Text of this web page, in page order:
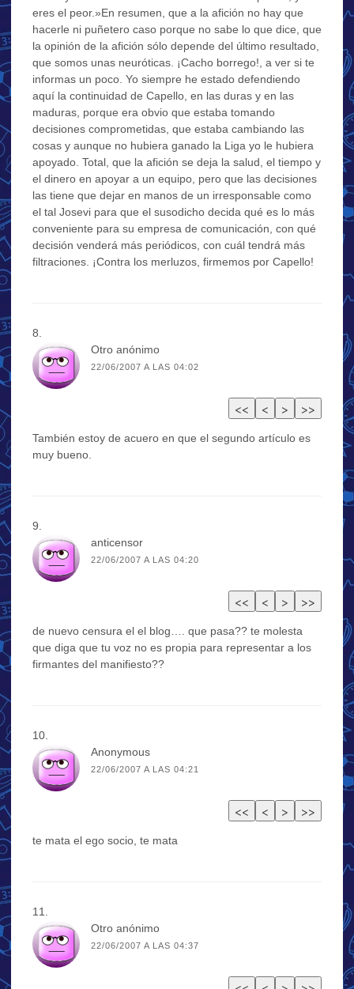
eres el peor.»En resumen, que a la afición no hay que
hacerle ni puñetero caso porque no sabe lo que dice, que
la opinión de la afición sólo depende del último resultado,
que somos unas neuróticas. ¡Cacho borrego!, a ver si te
informas un poco. Yo siempre he estado defendiendo
aquí la continuidad de Capello, en las duras y en las
maduras, porque era obvio que estaba tomando
decisiones comprometidas, que estaba cambiando las
cosas y aunque no hubiera ganado la Liga yo le hubiera
apoyado. Total, que la afición se deja la salud, el tiempo y
el dinero en apoyar a un equipo, pero que las decisiones
las tiene que dejar en manos de un irresponsable como
el tal Josevi para que el susodicho decida qué es lo más
conveniente para su empresa de comunicación, con qué
decisión venderá más periódicos, con cuál tendrá más
filtraciones. ¡Contra los merluzos, firmemos por Capello!
Otro anónimo
22/06/2007 A LAS 04:02
También estoy de acuero en que el segundo artículo es
muy bueno.
anticensor
22/06/2007 A LAS 04:20
de nuevo censura el el blog…. que pasa?? te molesta
que diga que tu voz no es propia para representar a los
firmantes del manifiesto??
Anonymous
22/06/2007 A LAS 04:21
te mata el ego socio, te mata
Otro anónimo
22/06/2007 A LAS 04:37